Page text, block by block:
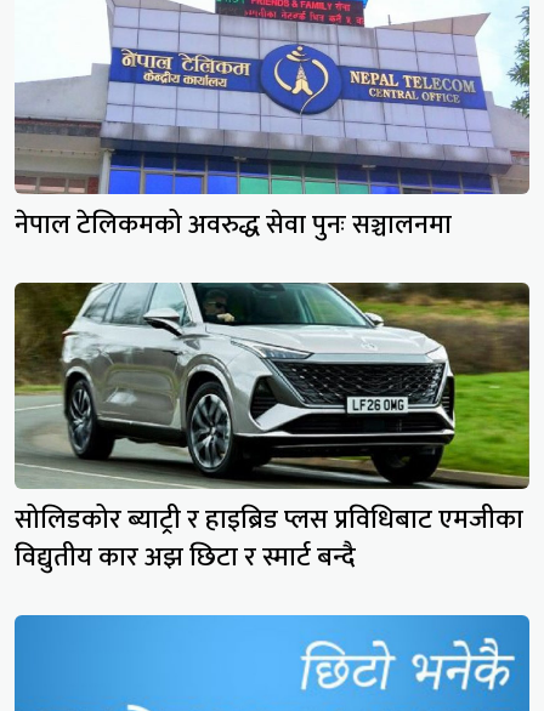
नेपाल टेलिकमको अवरुद्ध सेवा पुनः सञ्चालनमा
सोलिडकोर ब्याट्री र हाइब्रिड प्लस प्रविधिबाट एमजीका
विद्युतीय कार अझ छिटा र स्मार्ट बन्दै